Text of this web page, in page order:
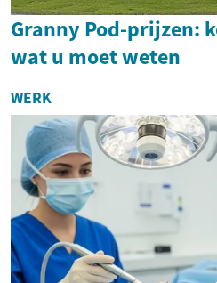
Granny Pod-prijzen:
wat u moet weten
WERK